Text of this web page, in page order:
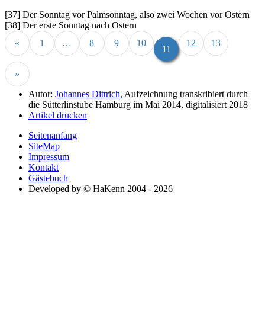
[37] Der Sonntag vor Palmsonntag, also zwei Wochen vor Ostern
[38] Der erste Sonntag nach Ostern
«
1 … 8 9 10
11
12 13
»
Autor: Johannes Dittrich, Aufzeichnung transkribiert durch
die Sütterlinstube Hamburg im Mai 2014, digitalisiert 2018
Artikel drucken
Seitenanfang
SiteMap
Impressum
Kontakt
Gästebuch
Developed by © HaKenn 2004 - 2026